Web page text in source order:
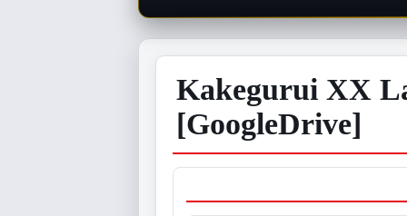
Kakegurui XX
[GoogleDrive]